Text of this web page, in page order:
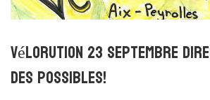
Vélorution 23 septembre
des possibles!